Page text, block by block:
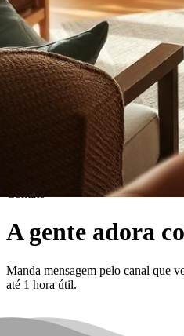
A gente adora
Manda mensagem pelo canal que
até 1 hora útil.